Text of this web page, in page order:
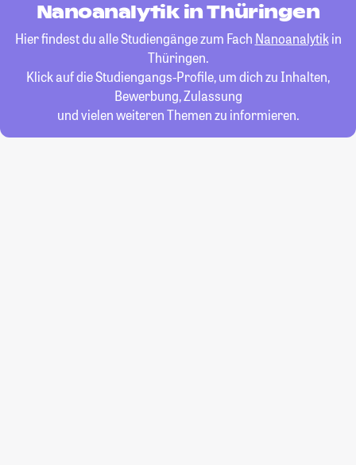
Nanoanalytik in Thüringen
Hier findest du alle Studiengänge zum Fach Nanoanalytikin
Thüringen.
Klick auf die Studiengangs-Profile, um dich zu Inhalten,
Bewerbung, Zulassung
und vielen weiteren Themen zu informieren.